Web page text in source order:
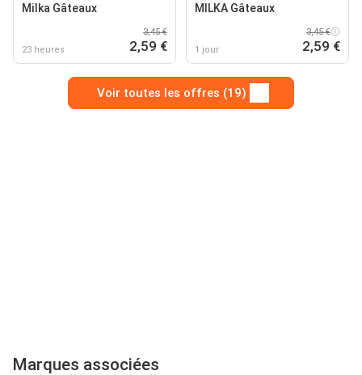
Milka Gâteaux
23 heures
3,45 €
2,59 €
MILKA Gâteaux
1 jour
3,45 €
2,59 €
Voir toutes les offres (19)
Marques associées